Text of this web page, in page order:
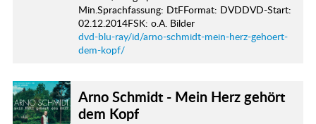
Min.Sprachfassung: DtFFormat: DVDDVD-Start:
02.12.2014FSK: o.A. Bilder
dvd-blu-ray/id/arno-schmidt-mein-herz-gehoert-
dem-kopf/
Arno Schmidt - Mein Herz gehört
dem Kopf